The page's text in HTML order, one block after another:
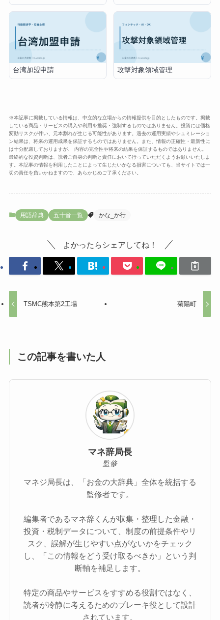
台湾加盟申請 攻撃対象領域管理
※本記事に掲載している情報は、中立的な立場からの情報提供を目的としたものです。掲載
している商品・サービスの購入や利用を推奨・強制するものではありません。投資には価格
変動リスクが伴い、元本割れが生じる可能性があります。過去の運用実績やシュミレーショ
ン結果は、将来の運用成果を保証するものではありません。また、情報の正確性・最新性に
は十分配慮しておりますが、 内容の完全性や将来の結果を保証するものではありません。
最終的な投資判断は、読者ご自身の判断と責任において行っていただくようお願いいたしま
す。本記事の情報を利用したことによって生じたいかなる損害についても、当サイトでは一
切の責任を負いかねますので、あらかじめご了承ください。
用語辞典 五十音一覧 かな_か行
よかったらシェアしてね！
TSMC熊本第2工場 菊陽町
この記事を書いた人
マネ辞局長
監修
マネジ局長は、「お金の大辞典」全体を統括する
監修者です。
編集者であるマネ辞くんが収集・整理した金融・
投資・税制データについて、制度の前提条件やリ
スク、誤解が生じやすい点がないかをチェック
し、「この情報をどう受け取るべきか」という判
断軸を補足します。
特定の商品やサービスをすすめる役割ではなく、
読者が冷静に考えるためのブレーキ役として設計
されています。